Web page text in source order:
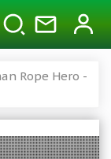
Rope Hero -